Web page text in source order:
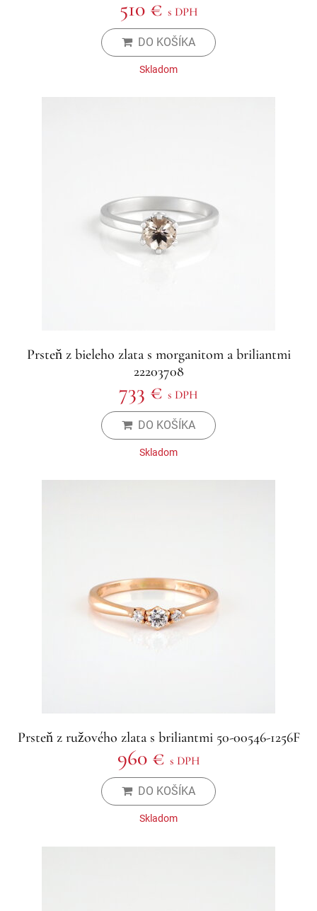
510 € s DPH
DO KOŠÍKA
Skladom
Prsteň z bieleho zlata s morganitom a briliantmi
22203708
733 € s DPH
DO KOŠÍKA
Skladom
Prsteň z ružového zlata s briliantmi 50-00546-1256F
960 € s DPH
DO KOŠÍKA
Skladom